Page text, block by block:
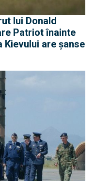
lui Donald
Patriot înainte
Kievului are șanse